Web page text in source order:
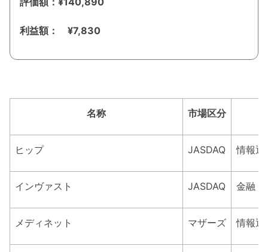
利益額： ¥7,830
名称 市場区分
ヒップ JASDAQ 情報通
インヴァスト JASDAQ 金融（
メディネット マザーズ 情報通